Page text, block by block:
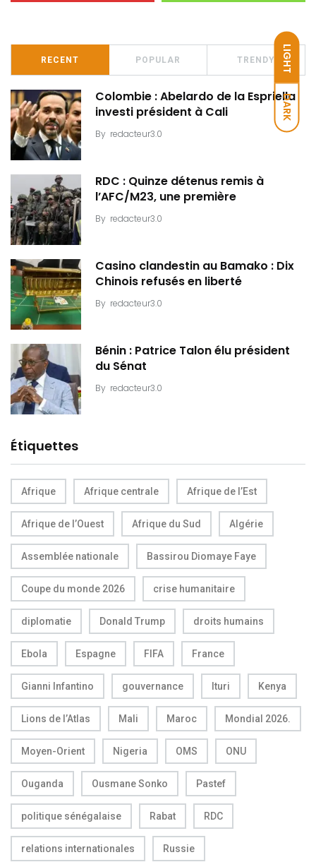
LIGHT
DARK
RECENT POPULAR TRENDY
Colombie : Abelardo de la Espriella
investi président à Cali
By redacteur3.0
RDC : Quinze détenus remis à
l’AFC/M23, une première
By redacteur3.0
Casino clandestin au Bamako : Dix
Chinois refusés en liberté
By redacteur3.0
Bénin : Patrice Talon élu président
du Sénat
By redacteur3.0
Étiquettes
Afrique Afrique centrale Afrique de l’Est
Afrique de l’Ouest Afrique du Sud Algérie
Assemblée nationale Bassirou Diomaye Faye
Coupe du monde 2026 crise humanitaire
diplomatie Donald Trump droits humains
Ebola Espagne FIFA France
Gianni Infantino gouvernance Ituri Kenya
Lions de l’Atlas Mali Maroc Mondial 2026.
Moyen-Orient Nigeria OMS ONU
Ouganda Ousmane Sonko Pastef
politique sénégalaise Rabat RDC
relations internationales Russie